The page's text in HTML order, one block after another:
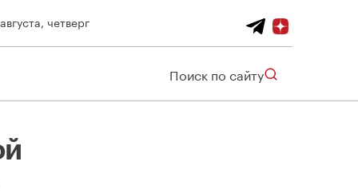
четверг
Поиск по сайту